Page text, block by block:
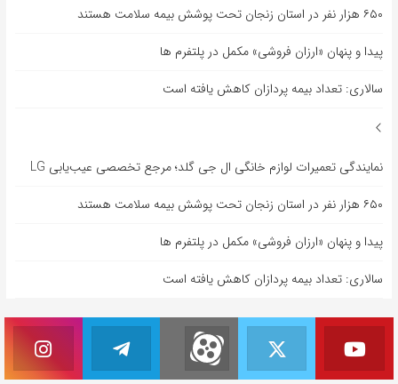
۶۵۰ هزار نفر در استان زنجان تحت پوشش بیمه سلامت هستند
پیدا و پنهان «ارزان فروشی» مکمل در پلتفرم ها
سالاری: تعداد بیمه پردازان کاهش یافته است
نمایندگی تعمیرات لوازم خانگی ال جی گلد؛ مرجع تخصصی عیب‌یابی LG
۶۵۰ هزار نفر در استان زنجان تحت پوشش بیمه سلامت هستند
پیدا و پنهان «ارزان فروشی» مکمل در پلتفرم ها
سالاری: تعداد بیمه پردازان کاهش یافته است